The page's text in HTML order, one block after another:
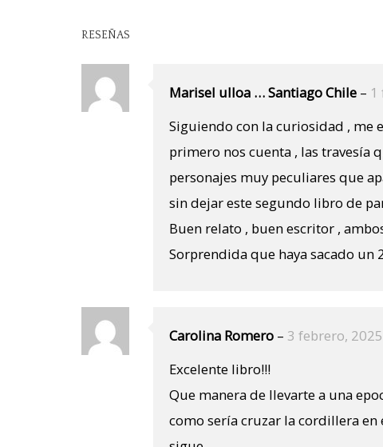
RESEÑAS
Marisel ulloa … Santiago Chile – 1
Siguiendo con la curiosidad , me
primero nos cuenta , las travesía
personajes muy peculiares que
sin dejar este segundo libro de
Buen relato , buen escritor ,
Sorprendida que haya sacado un
Carolina Romero – 3 febrero, 2025
Excelente libro!!!
Que manera de llevarte a una
como sería cruzar la cordillera en